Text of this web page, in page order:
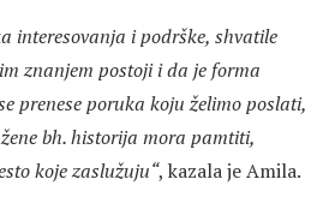
interesovanja i podrške, shvatile
znanjem postoji i da je forma
prenese poruka koju želimo poslati,
bh. historija mora pamtiti,
koje zaslužuju“, kazala je Amila.